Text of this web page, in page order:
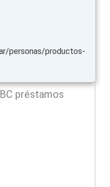
personas/productos-
préstamos